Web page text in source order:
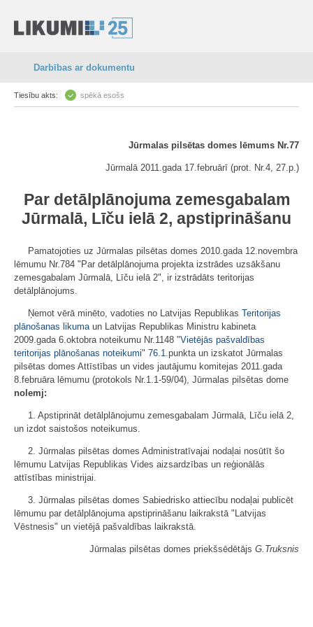
Darbības ar dokumentu
Tiesību akts: spēkā esošs
Jūrmalas pilsētas domes lēmums Nr.77
Jūrmalā 2011.gada 17.februārī (prot. Nr.4, 27.p.)
Par detālplānojuma zemesgabalam
Jūrmalā, Līču ielā 2, apstiprināšanu
Pamatojoties uz Jūrmalas pilsētas domes 2010.gada 12.novembra
lēmumu Nr.784 "Par detālplānojuma projekta izstrādes uzsākšanu
zemesgabalam Jūrmalā, Līču ielā 2", ir izstrādāts teritorijas
detālplānojums.
Ņemot vērā minēto, vadoties no Latvijas Republikas Teritorijas
plānošanas likumaun Latvijas Republikas Ministru kabineta
2009.gada 6.oktobra noteikumu Nr.1148 "Vietējās pašvaldības
teritorijas plānošanas noteikumi" 76.1.punkta un izskatot Jūrmalas
pilsētas domes Attīstības un vides jautājumu komitejas 2011.gada
8.februāra lēmumu (protokols Nr.1.1-59/04), Jūrmalas pilsētas dome
nolemj:
1. Apstiprināt detālplānojumu zemesgabalam Jūrmalā, Līču ielā 2,
un izdot saistošos noteikumus.
2. Jūrmalas pilsētas domes Administratīvajai nodaļai nosūtīt šo
lēmumu Latvijas Republikas Vides aizsardzības un reģionālās
attīstības ministrijai.
3. Jūrmalas pilsētas domes Sabiedrisko attiecību nodaļai publicēt
lēmumu par detālplānojuma apstiprināšanu laikrakstā "Latvijas
Vēstnesis" un vietējā pašvaldības laikrakstā.
Jūrmalas pilsētas domes priekšsēdētājs G.Truksnis